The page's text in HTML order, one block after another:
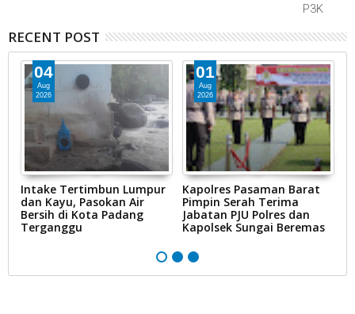
P3K
RECENT POST
04
Aug
2026
Intake Tertimbun Lumpur
dan Kayu, Pasokan Air
Bersih di Kota Padang
Terganggu
01
Aug
2026
Kapolres Pasaman Barat
Pimpin Serah Terima
Jabatan PJU Polres dan
Kapolsek Sungai Beremas